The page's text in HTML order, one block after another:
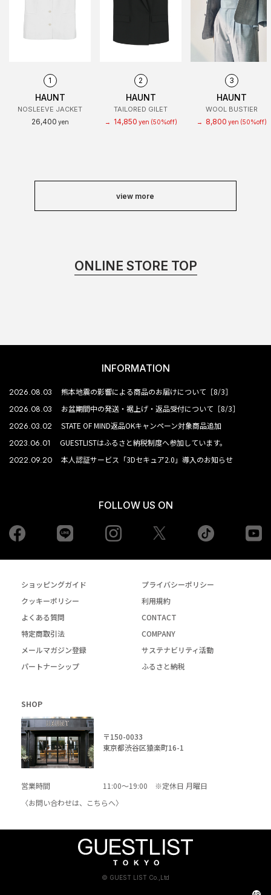
1
HAUNT
NOSLEEVE JACKET
26,400 yen
2
HAUNT
TAILORED GILET
→ 14,850 yen (50%off)
3
HAUNT
WOOL BUSTIER
→ 8,800 yen (50%off)
view more
ONLINE STORE TOP
INFORMATION
2026.08.03 熊本地震の影響による商品のお届けについて［8/3］
2026.08.03 お盆期間中の発送・裾上げ・返品受付について［8/3］
2026.03.02 STATE OF MIND返品OKキャンペーン対象商品追加
2023.06.01 GUESTLISTはふるさと納税制度へ参加しています。
2022.09.20 本人認証サービス「3Dセキュア2.0」導入のお知らせ
FOLLOW US ON
Facebook Instagram tiktok
ショッピングガイド
プライバシーポリシー
クッキーポリシー
利用規約
よくある質問
CONTACT
特定商取引法
COMPANY
メールマガジン登録
サステナビリティ活動
パートナーシップ
ふるさと納税
SHOP
〒150-0033
東京都渋谷区猿楽町16-1
営業時間
11:00～19:00 ※定休日 月曜日
〈お問い合わせは、
こちらへ〉
© GUEST LIST Co.,Ltd